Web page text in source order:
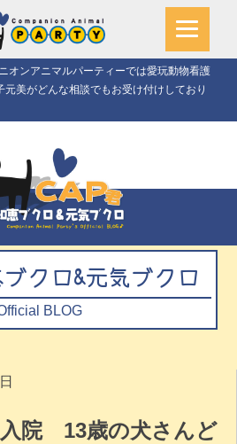
オンアニマルパーティーでは愛玩動物看護
美がどんな相談でもお受け付けしており
ブクロ&元気ブクロ
BLOG
院 13歳の犬さんど